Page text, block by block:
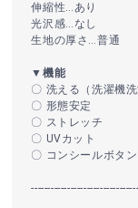
伸縮性…あり
光沢感…なし
生地の厚さ…普通
▼機能
〇 洗える（洗濯機洗
〇 形態安定
〇 ストレッチ
〇 UVカット
〇 コンシールボタン